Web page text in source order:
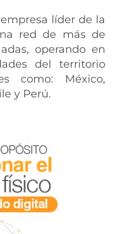
líder de la
red de más de
operando en
del territorio
como: México,
y Perú.